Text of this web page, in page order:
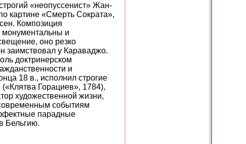
«неопуссенист» Жан-
картине «Смерть Сократа»,
Композиция
монументальны и
оно резко
заимствовал у Караваджо.
доктринерском
и
18 в., исполнил строгие
Горациев», 1784),
художественной жизни,
событиям
парадные
Бельгию.